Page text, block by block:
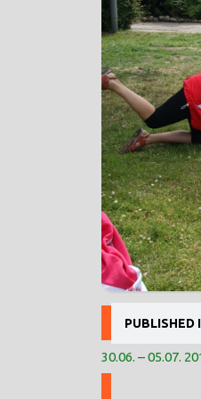
wpisu
PUBLISHED
30.06. – 05.07.